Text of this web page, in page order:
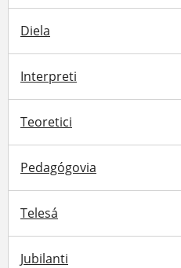
Diela
Interpreti
Teoretici
Pedagógovia
Telesá
Jubilanti